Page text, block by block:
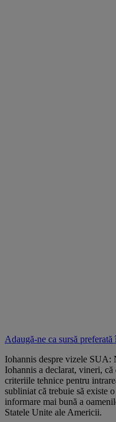
Adaugă-ne ca sursă preferată
Iohannis despre vizele SUA:
Iohannis a declarat, vineri,
criteriile tehnice pentru
subliniat că trebuie să existe
informare mai bună a
Statele Unite ale Americii.